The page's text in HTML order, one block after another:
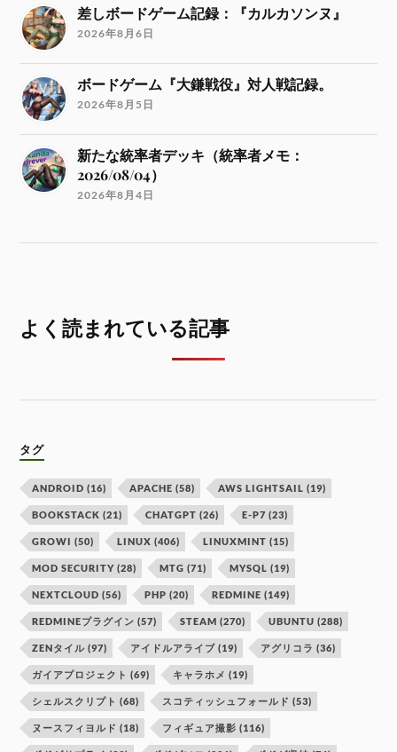
差しボードゲーム記録：『カルカソンヌ』
2026年8月6日
ボードゲーム『大鎌戦役』対人戦記録。
2026年8月5日
新たな統率者デッキ（統率者メモ：
2026/08/04）
2026年8月4日
よく読まれている記事
タグ
ANDROID (16) APACHE (58) AWS LIGHTSAIL (19)
BOOKSTACK (21) CHATGPT (26) E-P7 (23)
GROWI (50) LINUX (406) LINUXMINT (15)
MOD SECURITY (28) MTG (71) MYSQL (19)
NEXTCLOUD (56) PHP (20) REDMINE (149)
REDMINEプラグイン (57) STEAM (270) UBUNTU (288)
ZENタイル (97) アイドルアライブ (19) アグリコラ (36)
ガイアプロジェクト (69) キャラホメ (19)
シェルスクリプト (68) スコティッシュフォールド (53)
ヌースフィヨルド (18) フィギュア撮影 (116)